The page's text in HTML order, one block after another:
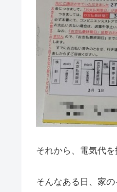
それから、電気代
そんなある日、家